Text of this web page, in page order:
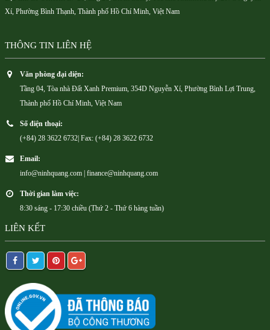
Xí, Phường Bình Thạnh, Thành phố Hồ Chí Minh, Việt Nam
THÔNG TIN LIÊN HỆ
Văn phòng đại diện:
Tầng 04, Tòa nhà Đất Xanh Premium, 354D Nguyễn Xí, Phường Bình Lợi Trung,
Thành phố Hồ Chí Minh, Việt Nam
Số điện thoại:
(+84) 28 3622 6732| Fax: (+84) 28 3622 6732
Email:
info@ninhquang.com | finance@ninhquang.com
Thời gian làm việc:
8:30 sáng - 17:30 chiều (Thứ 2 - Thứ 6 hàng tuần)
LIÊN KẾT